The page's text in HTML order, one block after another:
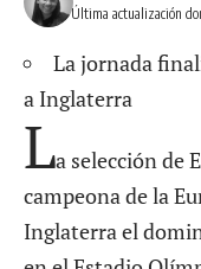
Última actualización
La jornada
a Inglaterra
La selección de
campeona de la
Inglaterra el